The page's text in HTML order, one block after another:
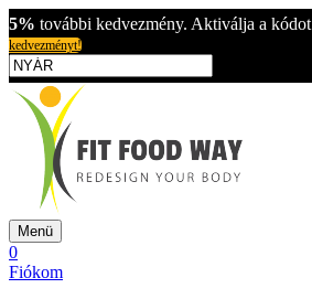
5% további kedvezmény. Aktiválja a kódot
kedvezményt!
Menü
0
Fiókom